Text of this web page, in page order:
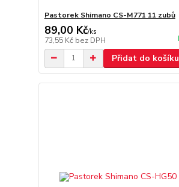
Pastorek Shimano CS-M771 11 zubů
89,00 Kč/ks
73,55 Kč bez DPH
Přidat do košíku